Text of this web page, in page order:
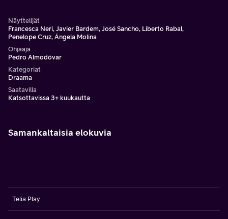
Näyttelijät
Francesca Neri, Javier Bardem, José Sancho, Liberto Rabal,
Penelope Cruz, Ángela Molina
Ohjaaja
Pedro Almodóvar
Kategoriat
Draama
Saatavilla
Katsottavissa 3+ kuukautta
Samankaltaisia elokuvia
Telia Play